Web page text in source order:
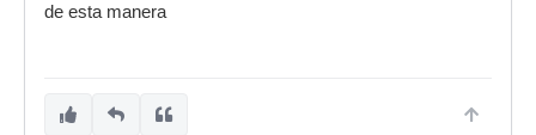
de esta manera